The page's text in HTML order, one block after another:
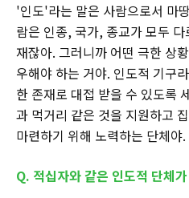
'인도'라는 말은 사람으로서 마
람은 인종, 국가, 종교가 모두
재잖아. 그러니까 어떤 극한 상
우해야 하는 거야. 인도적 기구
한 존재로 대접 받을 수 있도록
과 먹거리 같은 것을 지원하고
마련하기 위해 노력하는 단체야.
Q. 적십자와 같은 인도적 단체